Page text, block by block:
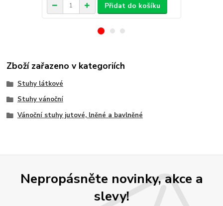
Přidat do košíku
Zboží zařazeno v kategoriích
Stuhy látkové
Stuhy vánoční
Vánoční stuhy jutové, lněné a bavlněné
Nepropásněte novinky, akce a
slevy!